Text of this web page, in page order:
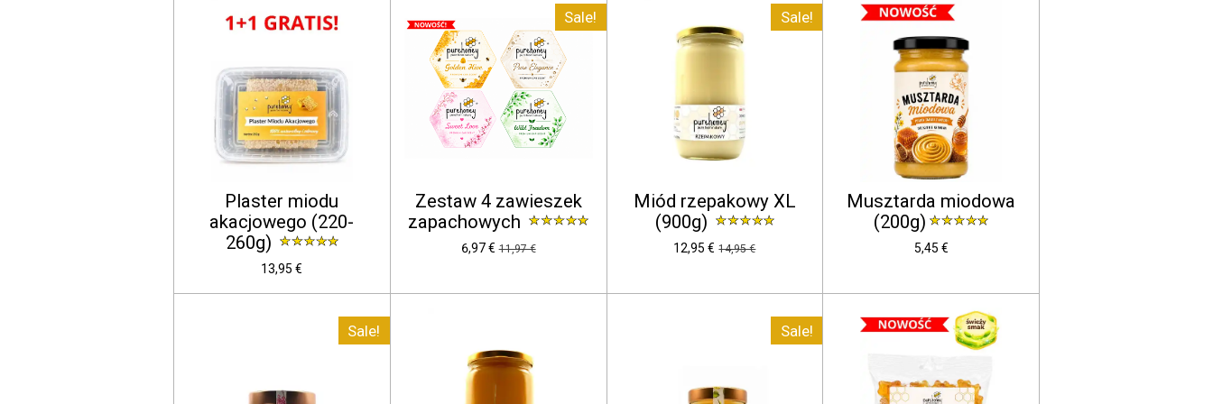
Plaster miodu
akacjowego (220-
260g)
13,95 €
Sale!
Zestaw 4 zawieszek
zapachowych
6,97 € 11,97 €
Sale!
Miód rzepakowy XL
(900g)
12,95 € 14,95 €
Musztarda miodowa
(200g)
5,45 €
Sale! Sale!